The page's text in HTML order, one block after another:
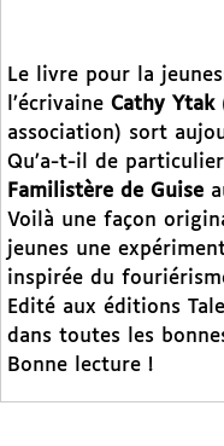
Le livre pour la
l’écrivaine Cathy Ytak
association) sort
Qu’a-t-il de
Familistère de Guise
Voilà une façon
jeunes une
inspirée du
Edité aux éditions
dans toutes les
Bonne lecture !